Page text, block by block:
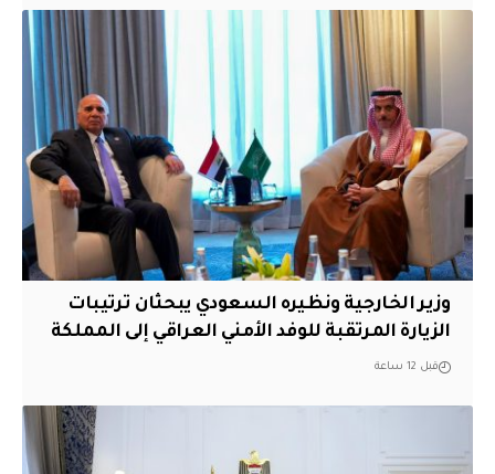
وزير الخارجية ونظيره السعودي يبحثان ترتيبات
الزيارة المرتقبة للوفد الأمني العراقي إلى المملكة
قبل 12 ساعة